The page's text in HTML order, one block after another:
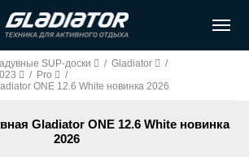
SUP-доски / Gladiator
/
/ Pro
/
ONE 12.6 White новинка 2026
Gladiator ONE 12.6 White новинка
2026